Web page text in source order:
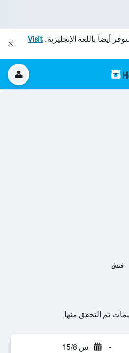
أيضاً باللغة الإنجليزية.Visit
فندق
- س 15/8